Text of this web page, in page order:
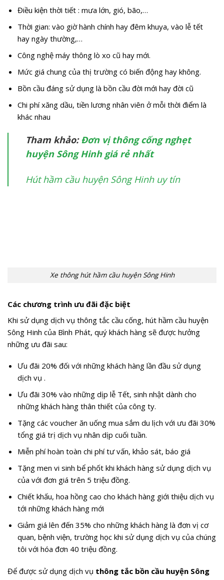
Điều kiện thời tiết : mưa lớn, gió, bão,…
Thời gian: vào giờ hành chính hay đêm khuya, vào lễ tết
hay ngày thường,…
Công nghệ máy thông lò xo cũ hay mới.
Mức giá chung của thị trường có biến động hay không.
Bồn cầu đáng sử dụng là bồn cầu đời mới hay đời cũ
Chi phí xăng dầu, tiền lương nhân viên ở mỗi thời điểm là
khác nhau
Tham khảo:Đơn vị thông cống nghẹt
huyện Sông Hinh giá rẻ nhất
Hút hầm cầu huyện Sông Hinh uy tín
Xe thông hút hầm cầu huyện Sông Hinh
Các chương trình ưu đãi đặc biệt
Khi sử dụng dịch vụ thông tắc cầu cống, hút hầm cầu huyện
Sông Hinh của Bình Phát, quý khách hàng sẽ được hưởng
những ưu đãi sau:
Ưu đãi 20% đối với những khách hàng lần đầu sử dụng